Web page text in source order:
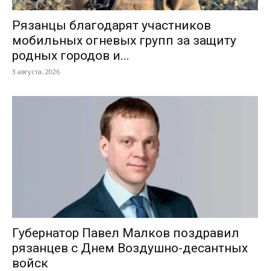
Рязанцы благодарят участников
мобильных огневых групп за защиту
родных городов и...
3 августа, 2026
Губернатор Павел Малков поздравил
рязанцев с Днем Воздушно-десантных
войск